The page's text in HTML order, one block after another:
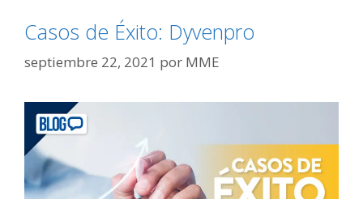
Casos de Éxito: Dyvenpro
septiembre 22, 2021 por MME